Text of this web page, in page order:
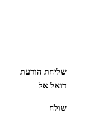
שליחת הודעת
דואל אל
שולח